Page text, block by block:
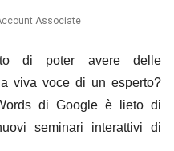
Associate
di poter avere delle
viva voce di un esperto?
di Google è lieto di
seminari interattivi di